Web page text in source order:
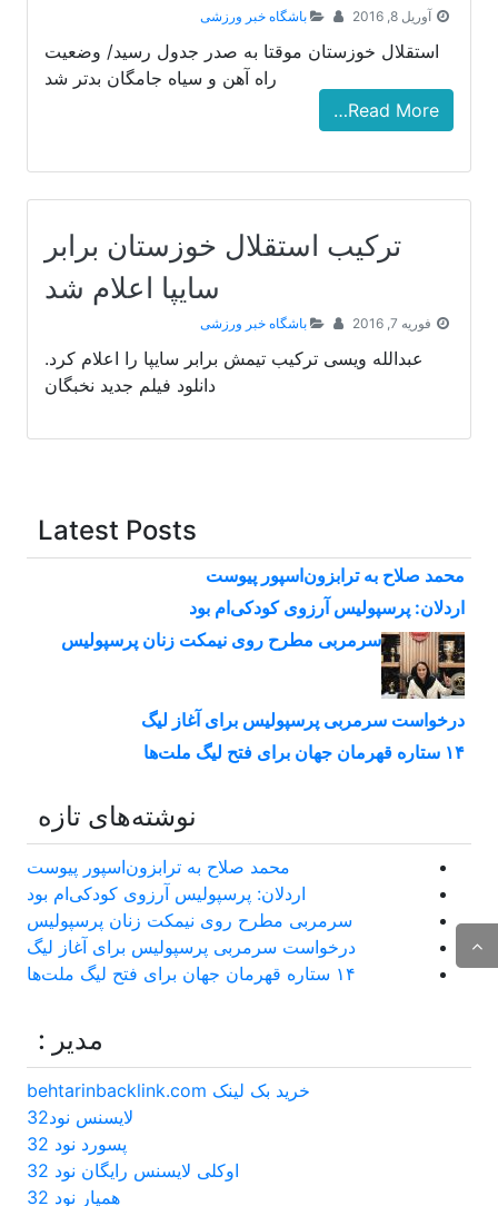
آوریل 8, 2016 باشگاه خبر ورزشی
استقلال خوزستان موقتا به صدر جدول رسید/ وضعیت
راه آهن و سیاه جامگان بدتر شد
Read More…
ترکیب استقلال خوزستان برابر
سایپا اعلام شد
فوریه 7, 2016 باشگاه خبر ورزشی
عبدالله ویسی ترکیب تیمش برابر سایپا را اعلام کرد.
دانلود فیلم جدید نخبگان
Latest Posts
محمد صلاح به ترابزون‌اسپور پیوست
اردلان: پرسپولیس آرزوی کودکی‌ام بود
سرمربی مطرح روی نیمکت زنان پرسپولیس
درخواست سرمربی پرسپولیس برای آغاز لیگ
۱۴ ستاره قهرمان جهان برای فتح لیگ ملت‌ها
نوشته‌های تازه
محمد صلاح به ترابزون‌اسپور پیوست
اردلان: پرسپولیس آرزوی کودکی‌ام بود
سرمربی مطرح روی نیمکت زنان پرسپولیس
درخواست سرمربی پرسپولیس برای آغاز لیگ
۱۴ ستاره قهرمان جهان برای فتح لیگ ملت‌ها
مدیر :
خرید بک لینک behtarinbacklink.com
لایسنس نود32
پسورد نود 32
اوکلی لایسنس رایگان نود 32
همیار نود 32